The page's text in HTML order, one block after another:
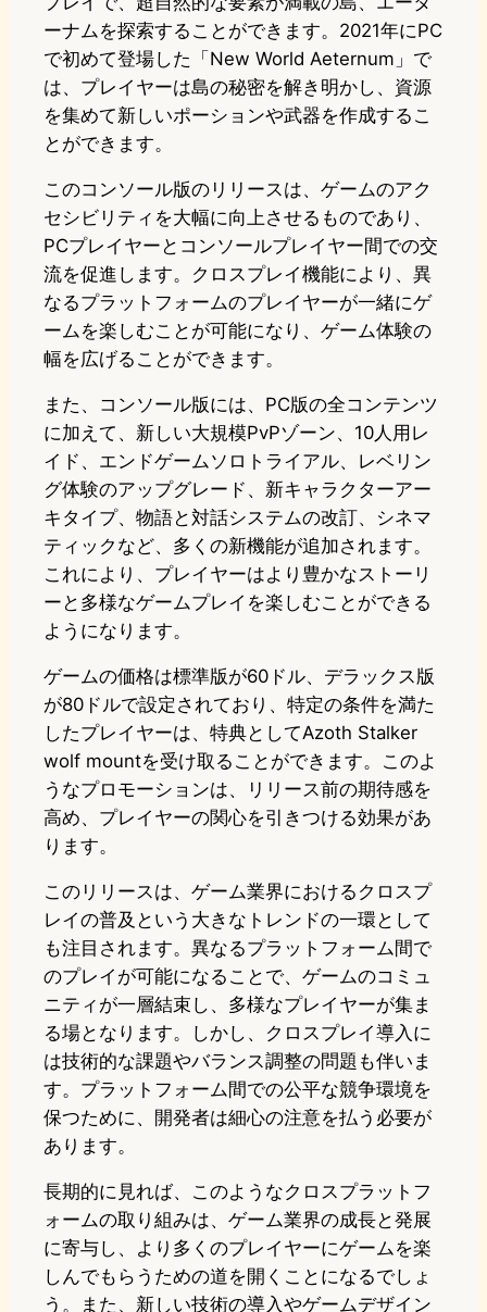
ーナムを探索することができます。2021年にPC
で初めて登場した「New World Aeternum」で
は、プレイヤーは島の秘密を解き明かし、資源
を集めて新しいポーションや武器を作成するこ
とができます。
このコンソール版のリリースは、ゲームのアク
セシビリティを大幅に向上させるものであり、
PCプレイヤーとコンソールプレイヤー間での交
流を促進します。クロスプレイ機能により、異
なるプラットフォームのプレイヤーが一緒にゲ
ームを楽しむことが可能になり、ゲーム体験の
幅を広げることができます。
また、コンソール版には、PC版の全コンテンツ
に加えて、新しい大規模PvPゾーン、10人用レ
イド、エンドゲームソロトライアル、レベリン
グ体験のアップグレード、新キャラクターアー
キタイプ、物語と対話システムの改訂、シネマ
ティックなど、多くの新機能が追加されます。
これにより、プレイヤーはより豊かなストーリ
ーと多様なゲームプレイを楽しむことができる
ようになります。
ゲームの価格は標準版が60ドル、デラックス版
が80ドルで設定されており、特定の条件を満た
したプレイヤーは、特典としてAzoth Stalker
wolf mountを受け取ることができます。このよ
うなプロモーションは、リリース前の期待感を
高め、プレイヤーの関心を引きつける効果があ
ります。
このリリースは、ゲーム業界におけるクロスプ
レイの普及という大きなトレンドの一環として
も注目されます。異なるプラットフォーム間で
のプレイが可能になることで、ゲームのコミュ
ニティが一層結束し、多様なプレイヤーが集ま
る場となります。しかし、クロスプレイ導入に
は技術的な課題やバランス調整の問題も伴いま
す。プラットフォーム間での公平な競争環境を
保つために、開発者は細心の注意を払う必要が
あります。
長期的に見れば、このようなクロスプラットフ
ォームの取り組みは、ゲーム業界の成長と発展
に寄与し、より多くのプレイヤーにゲームを楽
しんでもらうための道を開くことになるでしょ
う。また、新しい技術の導入やゲームデザイン